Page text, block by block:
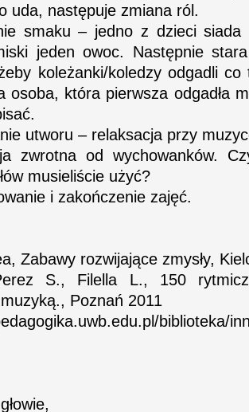
uda, następuje zmiana ról.
smaku – jedno z dzieci
jeden owoc. Następnie
koleżanki/koledzy odgadli
osoba, która pierwsza odgadła
utworu – relaksacja przy
zwrotna od wychowanków.
musieliście użyć?
i zakończenie zajęć.
Zabawy rozwijające zmysły,
S., Filella L., 150
Poznań 2011
biblioteka/